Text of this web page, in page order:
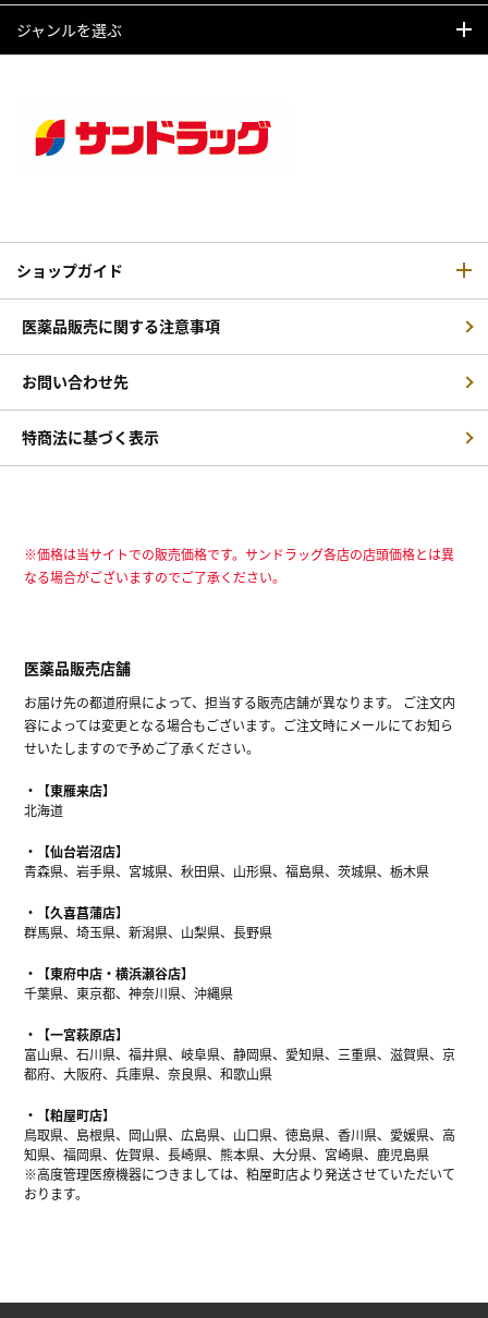
ジャンルを選ぶ
ショップガイド
医薬品販売に関する注意事項
お問い合わせ先
特商法に基づく表示
※価格は当サイトでの販売価格です。サンドラッグ各店の店頭価格とは異
なる場合がございますのでご了承ください。
医薬品販売店舗
お届け先の都道府県によって、担当する販売店舗が異なります。 ご注文内
容によっては変更となる場合もございます。ご注文時にメールにてお知ら
せいたしますので予めご了承ください。
【東雁来店】
北海道
【仙台岩沼店】
青森県、岩手県、宮城県、秋田県、山形県、福島県、茨城県、栃木県
【久喜菖蒲店】
群馬県、埼玉県、新潟県、山梨県、長野県
【東府中店・横浜瀬谷店】
千葉県、東京都、神奈川県、沖縄県
【一宮萩原店】
富山県、石川県、福井県、岐阜県、静岡県、愛知県、三重県、滋賀県、京
都府、大阪府、兵庫県、奈良県、和歌山県
【粕屋町店】
鳥取県、島根県、岡山県、広島県、山口県、徳島県、香川県、愛媛県、高
知県、福岡県、佐賀県、長崎県、熊本県、大分県、宮崎県、鹿児島県
※高度管理医療機器につきましては、粕屋町店より発送させていただいて
おります。